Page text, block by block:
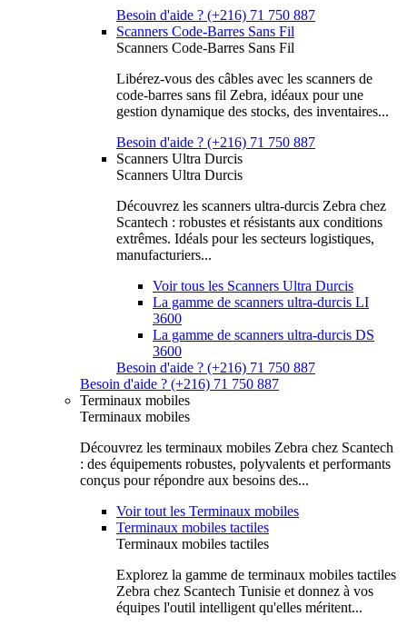
Besoin d'aide ? (+216) 71 750 887
Scanners Code-Barres Sans Fil
Scanners Code-Barres Sans Fil
Libérez-vous des câbles avec les scanners de
code-barres sans fil Zebra, idéaux pour une
gestion dynamique des stocks, des inventaires...
Besoin d'aide ? (+216) 71 750 887
Scanners Ultra Durcis
Scanners Ultra Durcis
Découvrez les scanners ultra-durcis Zebra chez
Scantech : robustes et résistants aux conditions
extrêmes. Idéals pour les secteurs logistiques,
manufacturiers...
Voir tous les Scanners Ultra Durcis
La gamme de scanners ultra-durcis LI
3600
La gamme de scanners ultra-durcis DS
3600
Besoin d'aide ? (+216) 71 750 887
Besoin d'aide ? (+216) 71 750 887
Terminaux mobiles
Terminaux mobiles
Découvrez les terminaux mobiles Zebra chez Scantech
: des équipements robustes, polyvalents et performants
conçus pour répondre aux besoins des...
Voir tout les Terminaux mobiles
Terminaux mobiles tactiles
Terminaux mobiles tactiles
Explorez la gamme de terminaux mobiles tactiles
Zebra chez Scantech Tunisie et donnez à vos
équipes l'outil intelligent qu'elles méritent...